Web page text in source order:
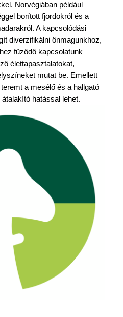
Norvégiában például
borított fjordokról és a
A kapcsolódási
diverzifikálni önmagunkhoz,
fűződő kapcsolatunk
élettapasztalatokat,
mutat be. Emellett
a mesélő és a hallgató
hatással lehet.